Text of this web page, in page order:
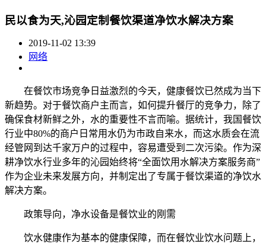
民以食为天,沁园定制餐饮渠道净饮水解决方案
2019-11-02 13:39
网络
在餐饮市场竞争日益激烈的今天，健康餐饮已然成为当下
新趋势。对于餐饮商户主而言，如何提升餐厅的竞争力，除了
确保食材新鲜之外，水的重要性不言而喻。据统计，我国餐饮
行业中80%的商户日常用水仍为市政自来水，而这水质会在流
经管网到达千家万户的过程中，容易遭受到二次污染。作为深
耕净饮水行业多年的沁园始终将“全面饮用水解决方案服务商”
作为企业未来发展方向，并制定出了专属于餐饮渠道的净饮水
解决方案。
政策导向，净水设备是餐饮业的刚需
饮水健康作为基本的健康保障，而在餐饮业饮水问题上，